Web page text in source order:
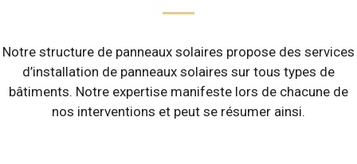
Notre structure de panneaux solaires propose des services
d’installation de panneaux solaires sur tous types de
bâtiments. Notre expertise manifeste lors de chacune de
nos interventions et peut se résumer ainsi.